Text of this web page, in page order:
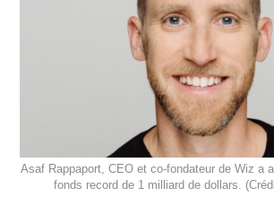
Asaf Rappaport, CEO et co-fondateur de Wiz a
fonds record de 1 milliard de dollars.